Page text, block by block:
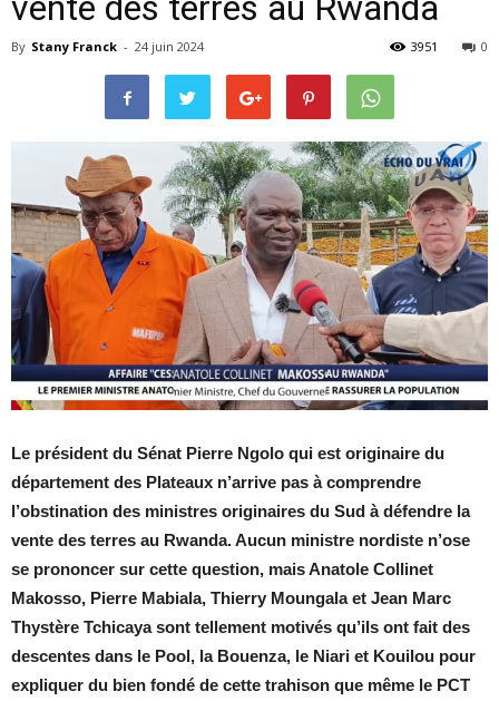
By Stany Franck - 24 juin 2024 0
3951
Le président du Sénat Pierre Ngolo qui est originaire du
département des Plateaux n’arrive pas à comprendre
l’obstination des ministres originaires du Sud à défendre la
vente des terres au Rwanda. Aucun ministre nordiste n’ose
se prononcer sur cette question, mais Anatole Collinet
Makosso, Pierre Mabiala, Thierry Moungala et Jean Marc
Thystère Tchicaya sont tellement motivés qu’ils ont fait des
descentes dans le Pool, la Bouenza, le Niari et Kouilou pour
expliquer du bien fondé de cette trahison que même le PCT